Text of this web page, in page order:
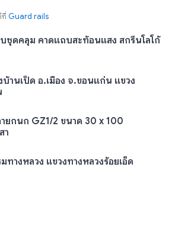
ที่ Guard rails
ชุดคลุม คาดแถบสะท้อนแสง สกรีนโลโก้
บ้านเป็ด อ.เมือง จ.ขอนแก่น แขวง
ยกนก GZ1/2 ขนาด 30 x 100
า
ทางหลวง แขวงทางหลวงร้อยเอ็ด